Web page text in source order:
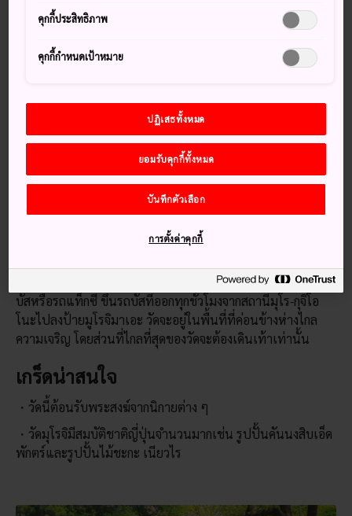
วิธีการเดินทาง
วัดมุโรจิตั้งอยู่ในพื้นที่ห่างไกลทางตะวันตกของจังหวัดนารา
ใน
วิธีเดินทางไปวัดมุโรจิที่ง่ายที่สุดจะ
ต้องเดินทางจากเกียวโตหรือโอซาก้าผ่านทางสถานีมุโร-กุจิโอโนะ
จากเกียวโต ให้ขึ้นรถไฟยามาโตะยางิ (รถไฟด่วนพิเศษ) สายคิน
เท็ตสึ ใช้เวลาเดินทางหนึ่งชั่วโมง 20 นาที จากโอซาก้า ให้ขึ้นรถ
ไฟสายคินเท็ตสึโอซาก้าจากสถานีอุเอะฮงมะจิไปสถานีมุโร-กุจิโอ
คุณสามารถเดินทางจากสถานีมุโร-กุจิโอโนะไปวัดมุโรจิได้ด้วยรถ
บัสหรือรถแท็กซี่ ขึ้นรถบัสที่ออกทุกชั่วโมงจากสถานีมุโร-กุจิโอ
โนะไปลงป้ายมูโรจิมาเอะ วัดจะอยู่ในพื้นที่ที่ค่อนข้างห่างไกล
ความเจริญ โดยส่วนที่ไกลที่สุดของวัดจะต้องเดินเท้าเท่านั้น
เกร็ดน่าสนใจ
วัดนี้ต้อนรับพระสงฆ์จากนิกายต่าง ๆ
วัดมุโรจิมีสมบัติชาติญี่ปุ่นจำนวนมากเช่น รูปปั้นคันนงสิบเอ็ด
พักตร์และรูปปั้นไม้ชะกะ เนียวไร
คุกกี้ประสิทธิภาพ
คุกกี้กำหนดเป้าหมาย
ปฏิเสธทั้งหมด
ยอมรับคุกกี้ทั้งหมด
บันทึกตัวเลือก
การตั้งค่าคุกกี้